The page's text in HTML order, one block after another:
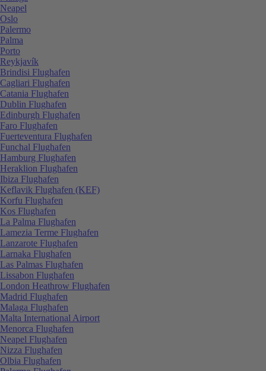
Neapel
Oslo
Palermo
Palma
Porto
Reykjavík
Brindisi Flughafen
Cagliari Flughafen
Catania Flughafen
Dublin Flughafen
Edinburgh Flughafen
Faro Flughafen
Fuerteventura Flughafen
Funchal Flughafen
Hamburg Flughafen
Heraklion Flughafen
Ibiza Flughafen
Keflavik Flughafen (KEF)
Korfu Flughafen
Kos Flughafen
La Palma Flughafen
Lamezia Terme Flughafen
Lanzarote Flughafen
Larnaka Flughafen
Las Palmas Flughafen
Lissabon Flughafen
London Heathrow Flughafen
Madrid Flughafen
Malaga Flughafen
Malta International Airport
Menorca Flughafen
Neapel Flughafen
Nizza Flughafen
Olbia Flughafen